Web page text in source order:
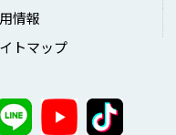
情報
トマップ